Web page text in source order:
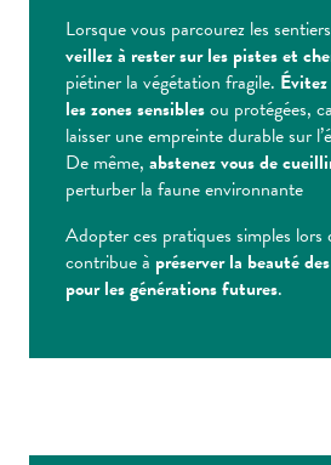
Lorsque vous parcourez les
veillez à rester sur les pistes et
piétiner la végétation fragile.
les zones sensiblesou protégées,
laisser une empreinte durable sur
De même, abstenez vous de
perturber la faune environnante
Adopter ces pratiques simples lors
contribue à préserver la beauté
pour les générations futures.